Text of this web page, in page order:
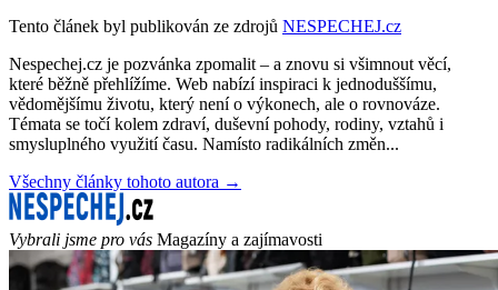
Tento článek byl publikován ze zdrojů NESPECHEJ.cz
Nespechej.cz je pozvánka zpomalit – a znovu si všimnout věcí,
které běžně přehlížíme. Web nabízí inspiraci k jednoduššímu,
vědomějšímu životu, který není o výkonech, ale o rovnováze.
Témata se točí kolem zdraví, duševní pohody, rodiny, vztahů i
smysluplného využití času. Namísto radikálních změn...
Všechny články tohoto autora →
Vybrali jsme pro vás Magazíny a zajímavosti